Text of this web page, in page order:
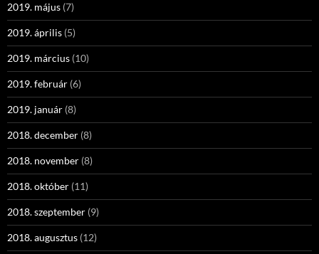
2019. május (7)
2019. április (5)
2019. március (10)
2019. február (6)
2019. január (8)
2018. december (8)
2018. november (8)
2018. október (11)
2018. szeptember (9)
2018. augusztus (12)